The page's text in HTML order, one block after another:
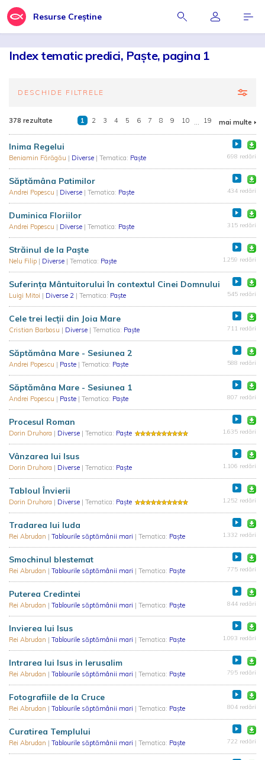
Resurse Creștine
Index tematic predici, Paște, pagina 1
DESCHIDE FILTRELE
378 rezultate 1 2 3 4 5 6 7 8 9 10 ... 19 mai multe
Inima Regelui
Beniamin Fărăgău | Diverse | Tematica: Paște 698 redări
Săptămâna Patimilor
Andrei Popescu | Diverse | Tematica: Paște 434 redări
Duminica Floriilor
Andrei Popescu | Diverse | Tematica: Paște 315 redări
Străinul de la Paște
Nelu Filip | Diverse | Tematica: Paște 1.259 redări
Suferința Mântuitorului în contextul Cinei Domnului
Luigi Mitoi | Diverse 2 | Tematica: Paște 545 redări
Cele trei lecții din Joia Mare
Cristian Barbosu | Diverse | Tematica: Paște 711 redări
Săptămâna Mare - Sesiunea 2
Andrei Popescu | Paste | Tematica: Paște 588 redări
Săptămâna Mare - Sesiunea 1
Andrei Popescu | Paste | Tematica: Paște 807 redări
Procesul Roman
Dorin Druhora | Diverse | Tematica: Paște 1.635 redări
Vânzarea lui Isus
Dorin Druhora | Diverse | Tematica: Paște 1.106 redări
Tabloul Învierii
Dorin Druhora | Diverse | Tematica: Paște 1.252 redări
Tradarea lui Iuda
Rei Abrudan | Tablourile săptămânii mari | Tematica: Paște 1.332 redări
Smochinul blestemat
Rei Abrudan | Tablourile săptămânii mari | Tematica: Paște 775 redări
Puterea Credintei
Rei Abrudan | Tablourile săptămânii mari | Tematica: Paște 844 redări
Invierea lui Isus
Rei Abrudan | Tablourile săptămânii mari | Tematica: Paște 1.093 redări
Intrarea lui Isus in Ierusalim
Rei Abrudan | Tablourile săptămânii mari | Tematica: Paște 795 redări
Fotografiile de la Cruce
Rei Abrudan | Tablourile săptămânii mari | Tematica: Paște 804 redări
Curatirea Templului
Rei Abrudan | Tablourile săptămânii mari | Tematica: Paște 722 redări